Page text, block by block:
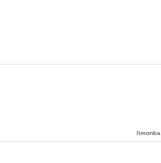
limonka